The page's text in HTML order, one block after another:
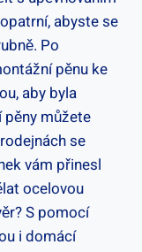
abyste se
Po
pěnu ke
aby byla
můžete
se
vám přinesl
ocelovou
S pomocí
i domácí